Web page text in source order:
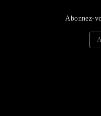
Abonnez-